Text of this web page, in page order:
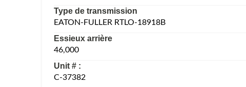
Type de transmission
EATON-FULLER RTLO-18918B
Essieux arrière
46,000
Unit # :
C-37382